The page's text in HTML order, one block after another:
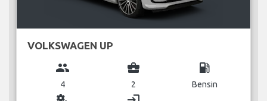
VOLKSWAGEN UP
group
4
business_center
2
local_gas_station
Bensin